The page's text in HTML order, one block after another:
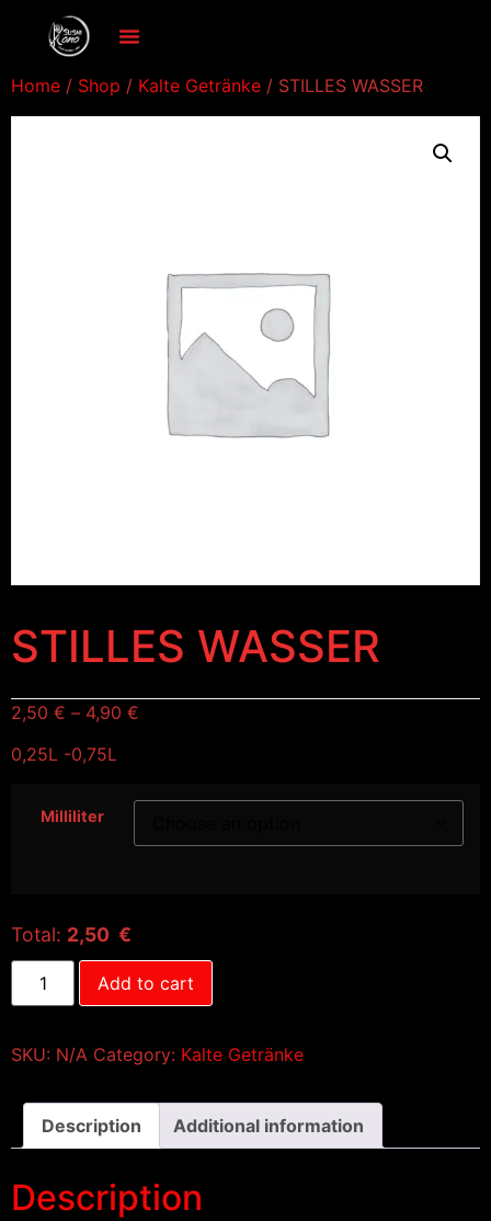
Home / Shop / Kalte Getränke / STILLES WASSER
STILLES WASSER
2,50 € – 4,90 €
0,25L -0,75L
Milliliter
Total: 2,50 €
Add to cart
SKU: N/A Category: Kalte Getränke
Description Additional information
Description